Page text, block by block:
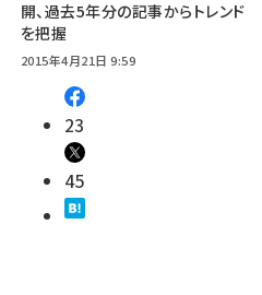
開、過去5年分の記事からトレンド
を把握
2015年4月21日 9:59
23
45